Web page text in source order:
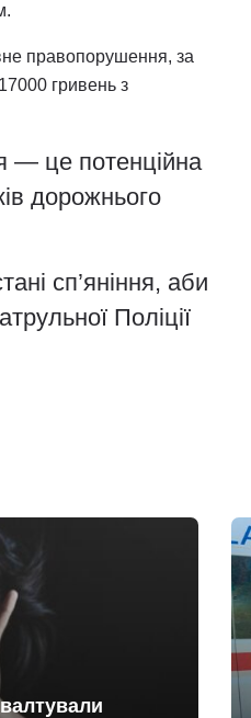
правопорушення, за
гривень з
— це потенційна
дорожнього
сп’яніння, аби
Поліції